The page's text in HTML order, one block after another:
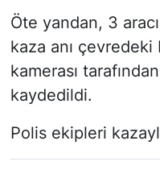
Öte yandan, 3
kaza anı
kamerası
kaydedildi.
Polis ekipleri